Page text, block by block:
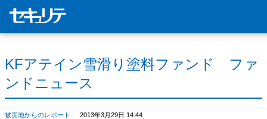
KFアテイン雪滑り塗料ファンド ファ
ンドニュース
被災地からのレポート 2013年3月29日 14:44